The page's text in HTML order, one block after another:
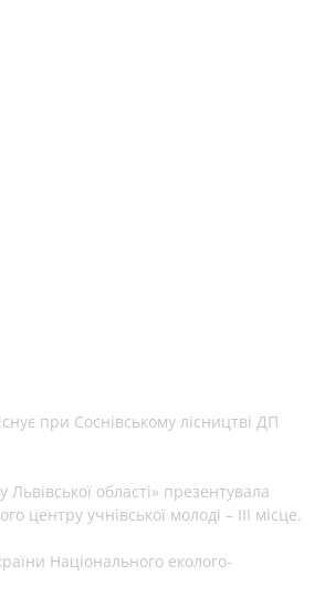
при Соснівському лісництві ДП
області» презентувала
учнівської молоді – ІІІ місце.
Національного еколого-